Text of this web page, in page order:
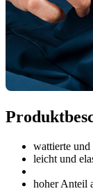
wattierte
leicht und
hoher Anteil